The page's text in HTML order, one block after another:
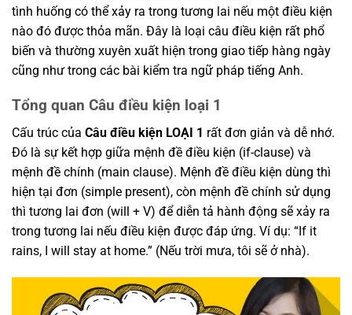
tình huống có thể xảy ra trong tương lai nếu một điều kiện
nào đó được thỏa mãn. Đây là loại câu điều kiện rất phổ
biến và thường xuyên xuất hiện trong giao tiếp hàng ngày
cũng như trong các bài kiểm tra ngữ pháp tiếng Anh.
Tổng quan Câu điều kiện loại 1
Cấu trúc của Câu điều kiện LOẠI 1 rất đơn giản và dễ nhớ.
Đó là sự kết hợp giữa mệnh đề điều kiện (if-clause) và
mệnh đề chính (main clause). Mệnh đề điều kiện dùng thì
hiện tại đơn (simple present), còn mệnh đề chính sử dụng
thì tương lai đơn (will + V) để diễn tả hành động sẽ xảy ra
trong tương lai nếu điều kiện được đáp ứng. Ví dụ: “If it
rains, I will stay at home.” (Nếu trời mưa, tôi sẽ ở nhà).